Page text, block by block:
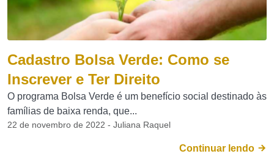
Cadastro Bolsa Verde: Como se
Inscrever e Ter Direito
O programa Bolsa Verde é um benefício social destinado às
famílias de baixa renda, que...
22 de novembro de 2022 - Juliana Raquel
Continuar lendo